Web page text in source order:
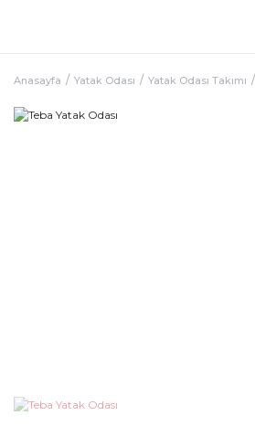
Anasayfa Yatak Odası Yatak Odası Takımı